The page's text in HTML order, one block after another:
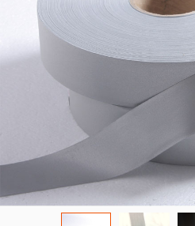
Sicherheitskleidung
Im Dunkeln leuchtendes
Industrieller Waschbesatz
Über CHINASTARS
Neues Produkt
Katalog